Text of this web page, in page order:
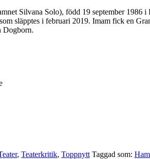
Silvana Solo), född 19 september
släpptes i februari 2019. Imam fick en
Dogborn.
, Teaterkritik, Toppnytt Taggad som: